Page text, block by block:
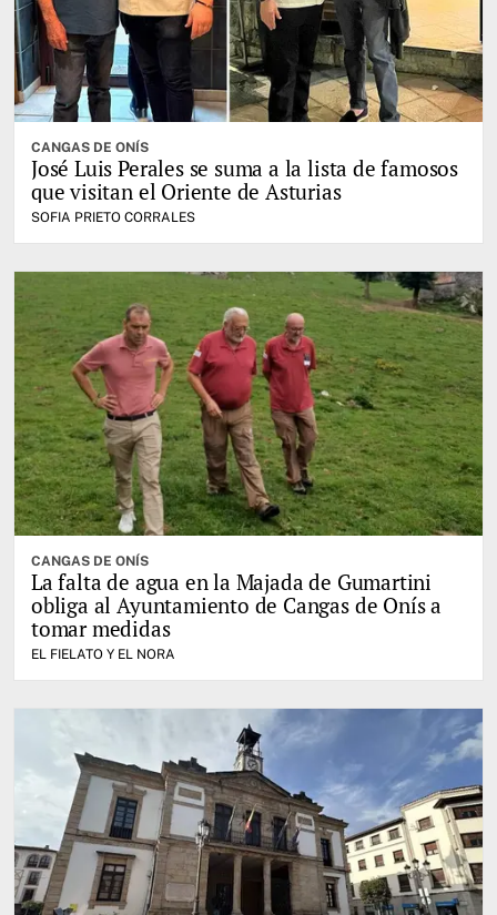
CANGAS DE ONÍS
José Luis Perales se suma a la lista de famosos
que visitan el Oriente de Asturias
SOFIA PRIETO CORRALES
CANGAS DE ONÍS
La falta de agua en la Majada de Gumartini
obliga al Ayuntamiento de Cangas de Onís a
tomar medidas
EL FIELATO Y EL NORA